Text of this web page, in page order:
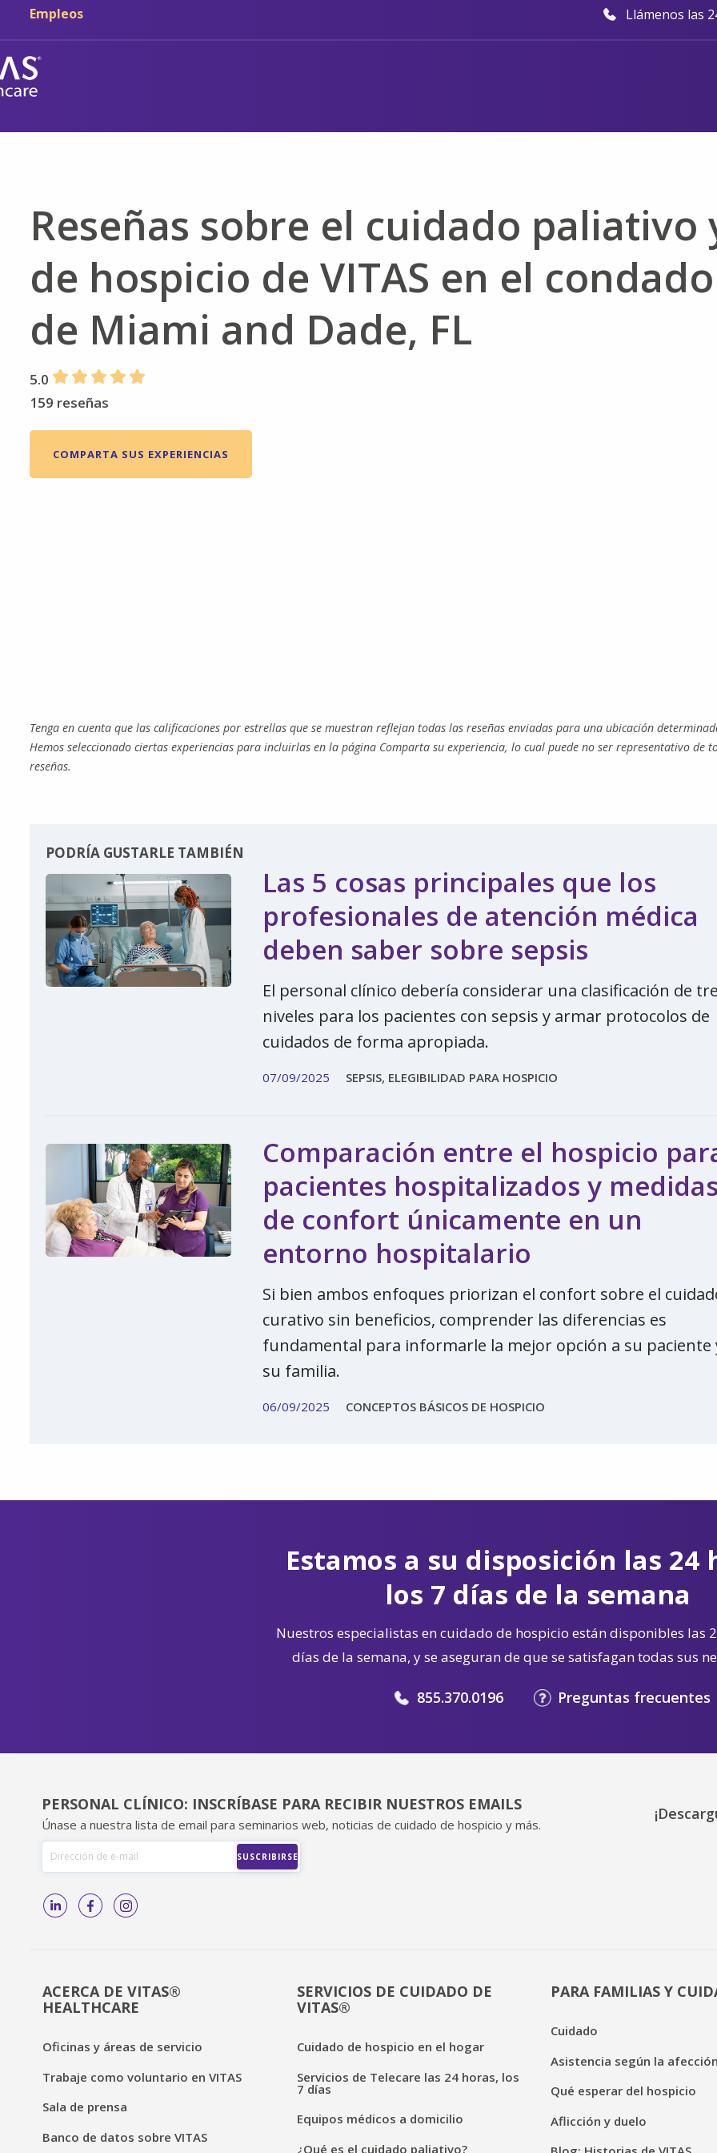
Ir al contenido principal
Ir a navegación
Empleos Llámenos las
Reseñas sobre el cuidado paliativo
de hospicio de VITAS en el condado
de Miami and Dade, FL
5.0
159 reseñas
COMPARTA SUS EXPERIENCIAS
Tenga en cuenta que las calificaciones por estrellas que se muestran reflejan todas las reseñas enviadas para una ubicación
Hemos seleccionado ciertas experiencias para incluirlas en la página Comparta su experiencia, lo cual puede no ser representativo de
reseñas.
PODRÍA GUSTARLE TAMBIÉN
Las 5 cosas principales que los
profesionales de atención médica
deben saber sobre sepsis
El personal clínico debería considerar una clasificación de
niveles para los pacientes con sepsis y armar protocolos de
cuidados de forma apropiada.
07/09/2025 SEPSIS, ELEGIBILIDAD PARA HOSPICIO
Comparación entre el hospicio
pacientes hospitalizados y medidas
de confort únicamente en un
entorno hospitalario
Si bien ambos enfoques priorizan el confort sobre el
curativo sin beneficios, comprender las diferencias es
fundamental para informarle la mejor opción a su paciente
su familia.
06/09/2025 CONCEPTOS BÁSICOS DE HOSPICIO
Estamos a su disposición las 24
los 7 días de la semana
Nuestros especialistas en cuidado de hospicio están disponibles las
días de la semana, y se aseguran de que se satisfagan todas sus
855.370.0196 Preguntas frecuentes
PERSONAL CLÍNICO: INSCRÍBASE PARA RECIBIR NUESTROS EMAILS
Únase a nuestra lista de email para seminarios web, noticias de cuidado de hospicio y más.
ACERCA DE VITAS®
HEALTHCARE
Oficinas y áreas de servicio
Trabaje como voluntario en VITAS
Sala de prensa
Banco de datos sobre VITAS
SERVICIOS DE CUIDADO DE
VITAS®
Cuidado de hospicio en el hogar
Servicios de Telecare las 24 horas, los
7 días
Equipos médicos a domicilio
¿Qué es el cuidado paliativo?
PARA FAMILIAS Y
Cuidado
Asistencia según la
Qué esperar del hospicio
Aflicción y duelo